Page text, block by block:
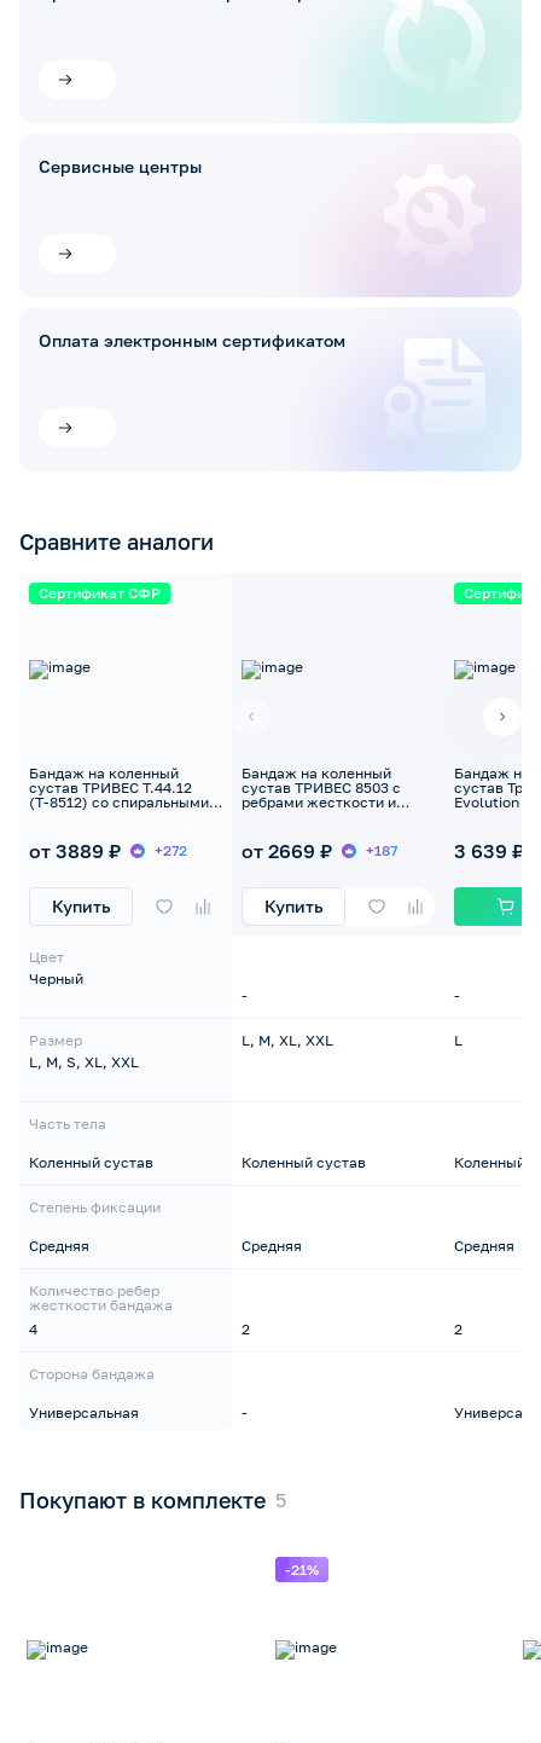
Сервисные центры
Оплата электронным сертификатом
Сравните аналоги
Сертификат СФР
Бандаж на коленный
сустав ТРИВЕС Т.44.12
(Т-8512) со спиральными
от 3889 ₽ +272
Купить
Цвет
Черный
Размер
L, M, S, XL, XXL
Часть тела
Коленный сустав
Степень фиксации
Средняя
Количество ребер
жесткости бандажа
4
Сторона бандажа
Универсальная
Бандаж на коленный
сустав ТРИВЕС 8503 с
ребрами жесткости и
от 2669 ₽ +187
Купить
-
L, M, XL, XXL
Коленный сустав
Средняя
2
-
Бандаж на
сустав
Evolution L
3 639 ₽
-
L
Коленный
Средняя
2
Покупают в комплекте
-21%